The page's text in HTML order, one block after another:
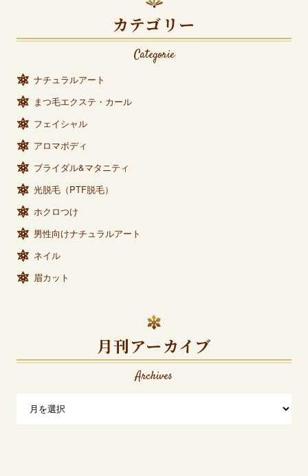
カテゴリー
Categorie
ナチュラルアート
まつ毛エクステ・カール
フェイシャル
アロマボディ
ブライダル&マタニティ
光脱毛（PTF脱毛）
ホクロつけ
男性向けナチュラルアート
ネイル
眉カット
月刊アーカイブ
Archives